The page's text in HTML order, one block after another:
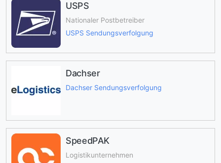
USPS
Nationaler Postbetreiber
USPS Sendungsverfolgung
Dachser
Dachser Sendungsverfolgung
SpeedPAK
Logistikunternehmen